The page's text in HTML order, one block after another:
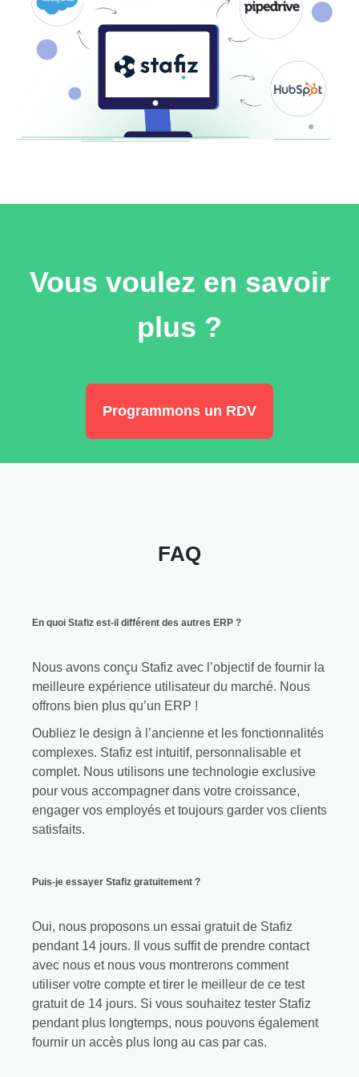
Vous voulez en savoir
plus ?
Programmons un RDV
FAQ
En quoi Stafiz est-il différent des autres ERP ?
Nous avons conçu Stafiz avec l’objectif de fournir la
meilleure expérience utilisateur du marché. Nous
offrons bien plus qu’un ERP !
Oubliez le design à l’ancienne et les fonctionnalités
complexes. Stafiz est intuitif, personnalisable et
complet. Nous utilisons une technologie exclusive
pour vous accompagner dans votre croissance,
engager vos employés et toujours garder vos clients
satisfaits.
Puis-je essayer Stafiz gratuitement ?
Oui, nous proposons un essai gratuit de Stafiz
pendant 14 jours. Il vous suffit de prendre contact
avec nous et nous vous montrerons comment
utiliser votre compte et tirer le meilleur de ce test
gratuit de 14 jours. Si vous souhaitez tester Stafiz
pendant plus longtemps, nous pouvons également
fournir un accès plus long au cas par cas.